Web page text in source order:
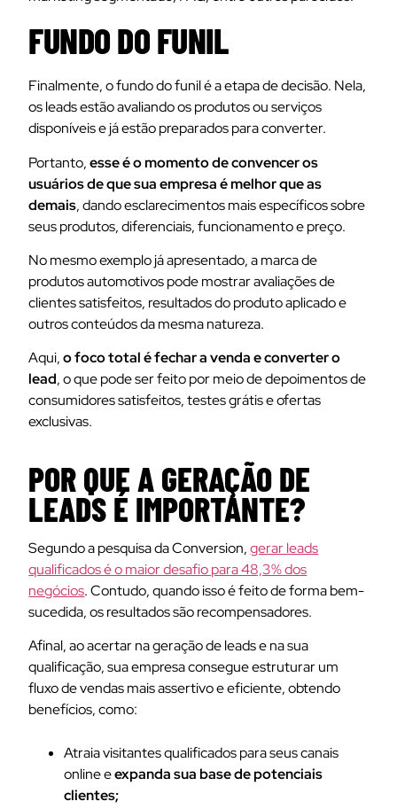
FUNDO DO FUNIL
Finalmente, o fundo do funil é a etapa de decisão. Nela,
os leads estão avaliando os produtos ou serviços
disponíveis e já estão preparados para converter.
Portanto,esse é o momento de convencer os
usuários de que sua empresa é melhor que as
demais, dando esclarecimentos mais específicos sobre
seus produtos, diferenciais, funcionamento e preço.
No mesmo exemplo já apresentado, a marca de
produtos automotivos pode mostrar avaliações de
clientes satisfeitos, resultados do produto aplicado e
outros conteúdos da mesma natureza.
Aqui,o foco total é fechar a venda e converter o
lead, o que pode ser feito por meio de depoimentos de
consumidores satisfeitos, testes grátis e ofertas
exclusivas.
POR QUE A GERAÇÃO DE
LEADS É IMPORTANTE?
Segundo a pesquisa da Conversion,gerar leads
qualificados é o maior desafio para 48,3% dos
negócios. Contudo, quando isso é feito de forma bem-
sucedida, os resultados são recompensadores.
Afinal, ao acertar na geração de leads e na sua
qualificação, sua empresa consegue estruturar um
fluxo de vendas mais assertivo e eficiente, obtendo
benefícios, como:
Atraia visitantes qualificados para seus canais
online eexpanda sua base de potenciais
clientes;